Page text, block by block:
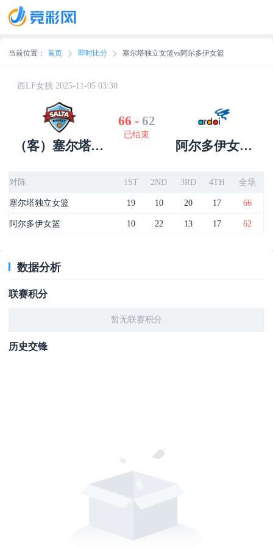
当前位置： 首页 即时比分 塞尔塔独立女篮vs阿尔多伊女篮
（客）塞尔塔独
西LF女挑 2025-11-05 03:30
66 - 62
已结束
阿尔多伊女篮
对阵 1ST 2ND 3RD 4TH 全场
塞尔塔独立女篮 19 10 20 17 66
阿尔多伊女篮 10 22 13 17 62
数据分析
联赛积分
暂无联赛积分
历史交锋